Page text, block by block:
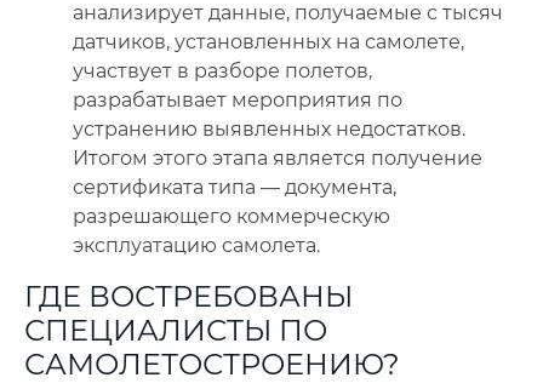
анализирует данные, получаемые с тысяч
датчиков, установленных на самолете,
участвует в разборе полетов,
разрабатывает мероприятия по
устранению выявленных недостатков.
Итогом этого этапа является получение
сертификата типа — документа,
разрешающего коммерческую
эксплуатацию самолета.
ГДЕ ВОСТРЕБОВАНЫ
СПЕЦИАЛИСТЫ ПО
САМОЛЕТОСТРОЕНИЮ?